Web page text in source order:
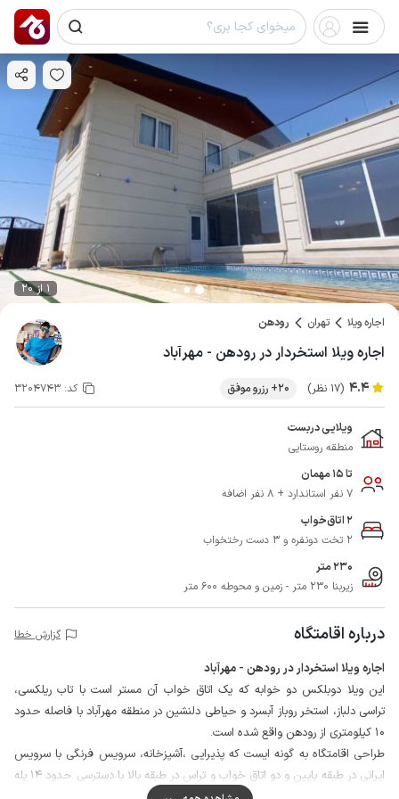
1 از 20
اجاره ویلا تهران رودهن
اجاره ویلا استخردار در رودهن - مهرآباد
4.4 (17 نظر) 20+ رزرو موفق کد: 3204743
ویلایی دربست
منطقه روستایی
تا 15 مهمان
7 نفر استاندارد + 8 نفر اضافه
2 اتاق‌خواب
2 تخت دونفره و 3 دست رختخواب
230 متر
زیربنا 230 متر - زمین و محوطه 600 متر
درباره اقامتگاه گزارش خطا
اجاره ویلا استخردار در رودهن - مهرآباد
این ویلا دوبلکس دو خوابه که یک اتاق خواب آن مستر است با تاب ریلکسی،
تراسی دلباز، استخر روباز آبسرد و حیاطی دلنشین در منطقه مهرآباد با فاصله حدود
10 کیلومتری از رودهن واقع شده است.
طراحی اقامتگاه به گونه ایست که پذیرایی ،آشپزخانه، سرویس فرنگی با سرویس
ایرانی در طبقه پایین و دو اتاق خواب و تراس در طبقه بالا با دسترسی حدود 14 پله